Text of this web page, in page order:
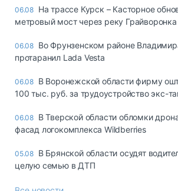
06.08 На трассе Курск – Касторное
метровый мост через реку Грайворонка
06.08 Во Фрунзенском районе
протаранил Lada Vesta
06.08 В Воронежской области фирму
100 тыс. руб. за трудоустройство экс-
06.08 В Тверской области обломки
фасад логокомплекса Wildberries
05.08 В Брянской области осудят
целую семью в ДТП